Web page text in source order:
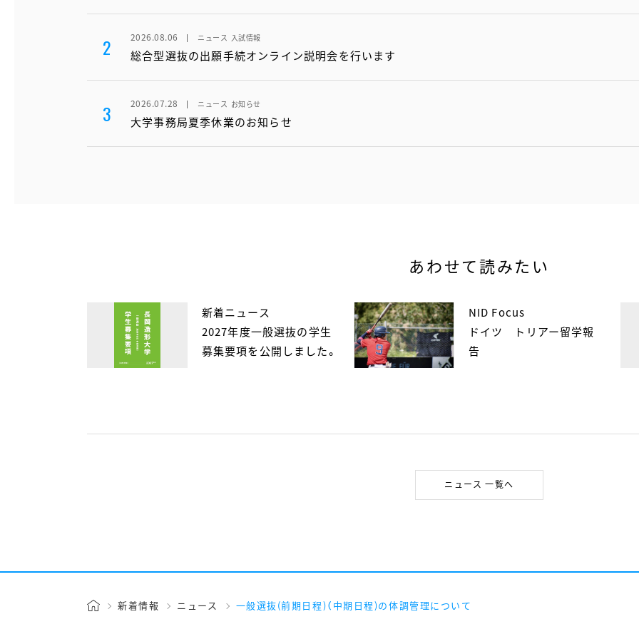
2 2026.08.06 ニュース 入試情報
総合型選抜の出願手続オンライン説明会を行います
3 2026.07.28 ニュース お知らせ
大学事務局夏季休業のお知らせ
あわせて読みたい
新着ニュース
2027年度一般選抜の学生
募集要項を公開しました。
NID Focus
ドイツ トリアー留学報
告
ニュース 一覧へ
新着情報 ニュース 一般選抜(前期日程)（中期日程)の体調管理について